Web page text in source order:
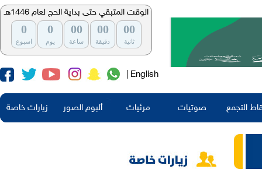
| English
الوقت المتبقي حتى بداية الحج لعام 1446هـ
0
اسبوع
0
يوم
00
ساعة
00
دقيقة
00
ثانية
زيارات خاصة ألبوم الصور مرئيات صوتيات التجمع